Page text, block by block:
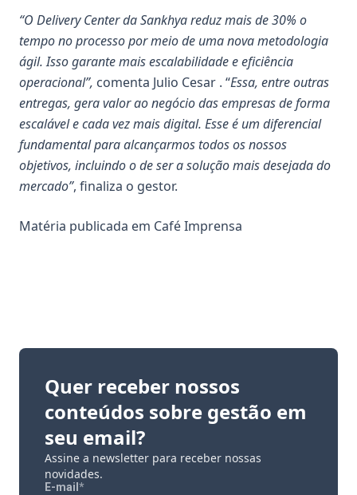
“O Delivery Center da Sankhya reduz mais de 30% o
tempo no processo por meio de uma nova metodologia
ágil. Isso garante mais escalabilidade e eficiência
operacional”, comenta Julio Cesar . “Essa, entre outras
entregas, gera valor ao negócio das empresas de forma
escalável e cada vez mais digital. Esse é um diferencial
fundamental para alcançarmos todos os nossos
objetivos, incluindo o de ser a solução mais desejada do
mercado”, finaliza o gestor.
Matéria publicada em Café Imprensa
Quer receber nossos
conteúdos sobre gestão em
seu email?
Assine a newsletter para receber nossas
novidades.
E-mail *